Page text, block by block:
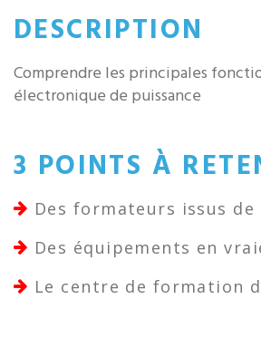
DESCRIPTION
Comprendre les principales
électronique de puissance
3 POINTS À
Des formateurs issus
Des équipements en
Le centre de formation